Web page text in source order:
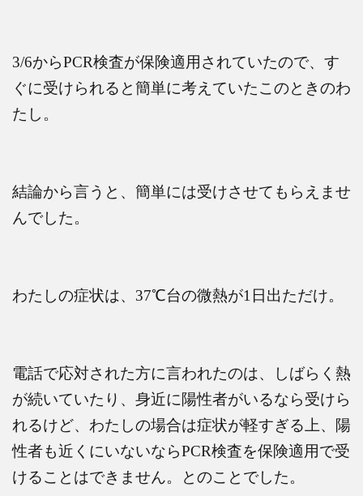
3/6からPCR検査が保険適用されていたので、す
ぐに受けられると簡単に考えていたこのときのわ
たし。
結論から言うと、簡単には受けさせてもらえませ
んでした。
わたしの症状は、 37℃台の微熱が1 日出ただけ。
電話で応対された方に言われたのは、しばらく熱
が続いていたり、身近に陽性者がいるなら受けら
れるけど、わたしの場合は症状が軽すぎる上、陽
性者も近くにいないならPCR検査を保険適用で受
けることはできません。とのことでした。